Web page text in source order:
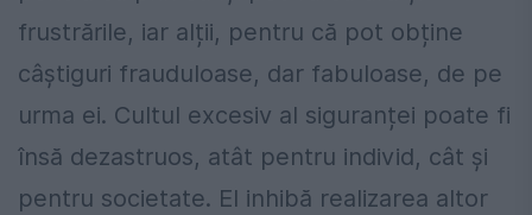
frustrările, iar alții, pentru că pot obține
câștiguri frauduloase, dar fabuloase, de pe
urma ei. Cultul excesiv al siguranței poate fi
însă dezastruos, atât pentru individ, cât și
pentru societate. El inhibă realizarea altor